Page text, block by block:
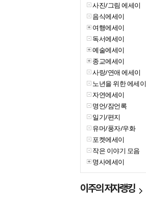
사진/그림 에세이
음식에세이
여행에세이
독서에세이
예술에세이
종교에세이
사랑/연애 에세이
노년을 위한 에세이
자연에세이
명언/잠언록
일기/편지
유머/풍자/우화
포켓에세이
작은 이야기 모음
명사에세이
이주의저자랭킹